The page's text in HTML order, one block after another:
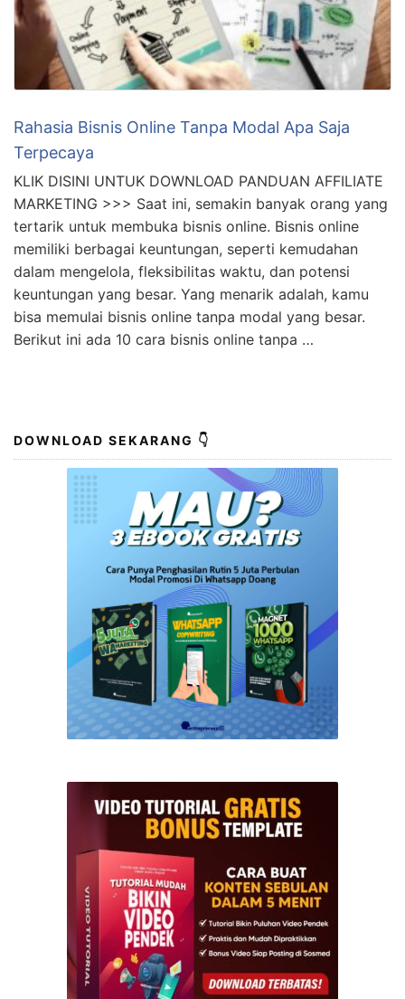
Rahasia Bisnis Online Tanpa Modal Apa Saja
Terpecaya
KLIK DISINI UNTUK DOWNLOAD PANDUAN AFFILIATE
MARKETING >>> Saat ini, semakin banyak orang yang
keuntungan yang besar. Yang menarik adalah, kamu
Berikut ini ada 10 cara bisnis online tanpa …
DOWNLOAD SEKARANG 👇